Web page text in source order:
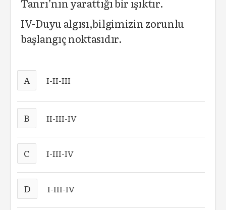
Tanrı’nın yarattığı bir ışıktır.
IV-Duyu algısı,bilgimizin zorunlu
başlangıç noktasıdır.
A I-II-III
B II-III-IV
C I-III-IV
D I-III-IV